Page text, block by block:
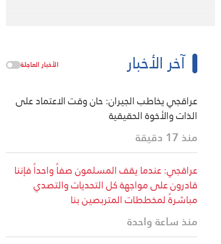
آخر الأخبار الأخبار العاجلة
عراقجي يخاطب الجيران: حان وقت الاعتماد على
الذات والأخوة الحقيقية
منذ 17 دقيقة
عراقجي: عندما يقف المسلمون صفاً واحداً فإننا
قادرون على مواجهة كل التحديات والتصدي
مباشرةً لمخططات المتربصين بنا
منذ ساعة واحدة